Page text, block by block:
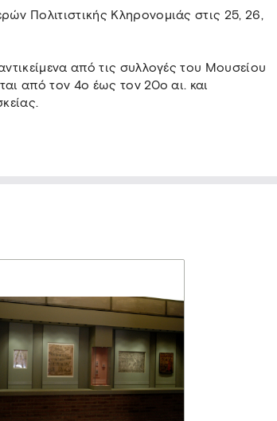
Πολιτιστικής Κληρονομιάς στις 25, 26,
από τις συλλογές του Μουσείου
από τον 4ο έως τον 20ο αι. και